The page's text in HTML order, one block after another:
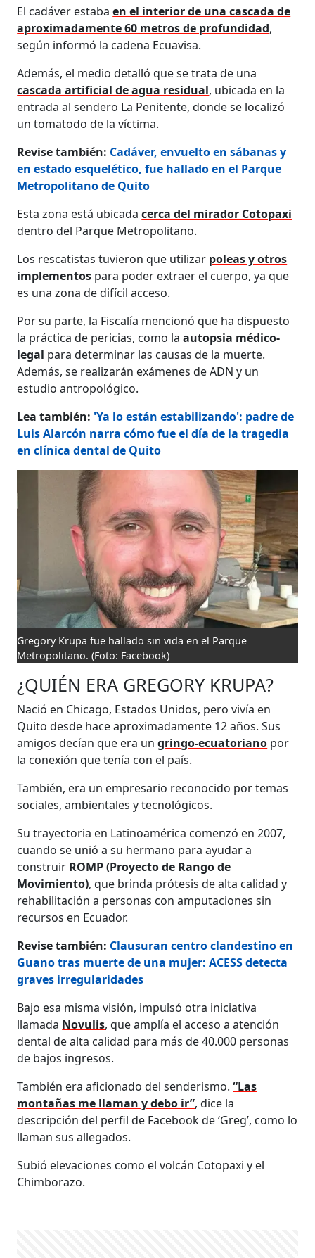
El cadáver estabaen el interior de una cascada de
aproximadamente 60 metros de profundidad,
según informó la cadena Ecuavisa.
Además, el medio detalló que se trata de una
cascada artificial de agua residual, ubicada en la
entrada al sendero La Penitente, donde se localizó
un tomatodo de la víctima.
Revise también: Cadáver, envuelto en sábanas y
en estado esquelético, fue hallado en el Parque
Metropolitano de Quito
Esta zona está ubicadacerca del mirador Cotopaxi
dentro del Parque Metropolitano.
Los rescatistas tuvieron que utilizar poleas y otros
implementos para poder extraer el cuerpo, ya que
es una zona de difícil acceso.
Por su parte, la Fiscalía mencionó que ha dispuesto
la práctica de pericias, como laautopsia médico-
legal para determinar las causas de la muerte.
Además, se realizarán exámenes de ADN y un
estudio antropológico.
Lea también: 'Ya lo están estabilizando': padre de
Luis Alarcón narra cómo fue el día de la tragedia
en clínica dental de Quito
Gregory Krupa fue hallado sin vida en el Parque
Metropolitano. (Foto: Facebook)
¿QUIÉN ERA GREGORY KRUPA?
Nació en Chicago, Estados Unidos, pero vivía en
Quito desde hace aproximadamente 12 años. Sus
amigos decían que era ungringo-ecuatoriano por
la conexión que tenía con el país.
También, era un empresario reconocido por temas
sociales, ambientales y tecnológicos.
Su trayectoria en Latinoamérica comenzó en 2007,
cuando se unió a su hermano para ayudar a
construir ROMP (Proyecto de Rango de
Movimiento), que brinda prótesis de alta calidad y
rehabilitación a personas con amputaciones sin
recursos en Ecuador.
Revise también: Clausuran centro clandestino en
Guano tras muerte de una mujer: ACESS detecta
graves irregularidades
Bajo esa misma visión, impulsó otra iniciativa
llamada Novulis, que amplía el acceso a atención
dental de alta calidad para más de 40.000 personas
de bajos ingresos.
También era aficionado del senderismo.“Las
montañas me llaman y debo ir”, dice la
descripción del perfil de Facebook de ‘Greg’, como lo
llaman sus allegados.
Subió elevaciones como el volcán Cotopaxi y el
Chimborazo.